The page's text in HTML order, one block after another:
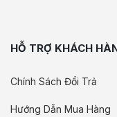
HỖ TRỢ KHÁCH
Chính Sách Đổi Trả
Hướng Dẫn Mua Hàng